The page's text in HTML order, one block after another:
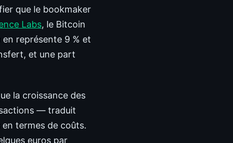
que le bookmaker
Labs, le Bitcoin
représente 9 % et
et une part
la croissance des
— traduit
termes de coûts.
euros par